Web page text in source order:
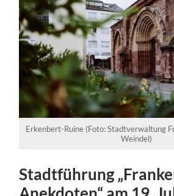
Erkenbert-Ruine (Foto: Stadtverwaltung
Weindel)
Stadtführung